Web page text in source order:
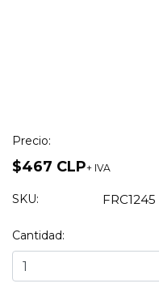
Precio:
$467 CLP+ IVA
SKU: FRC1245
Cantidad: